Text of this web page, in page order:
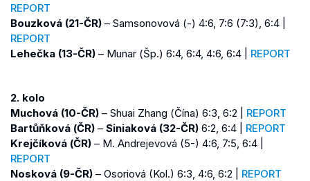
REPORT
Bouzková (21-ČR) – Samsonovová (-) 4:6, 7:6 (7:3), 6:4 |
REPORT
Lehečka (13-ČR) – Munar (Šp.) 6:4, 6:4, 4:6, 6:4 | REPORT
2. kolo
Muchová (10-ČR) – Shuai Zhang (Čína) 6:3, 6:2 | REPORT
Bartůňková (ČR) – Siniaková (32-ČR) 6:2, 6:4 | REPORT
Krejčíková (ČR) – M. Andrejevová (5-) 4:6, 7:5, 6:4 |
REPORT
Nosková (9-ČR) – Osoriová (Kol.) 6:3, 4:6, 6:2 | REPORT